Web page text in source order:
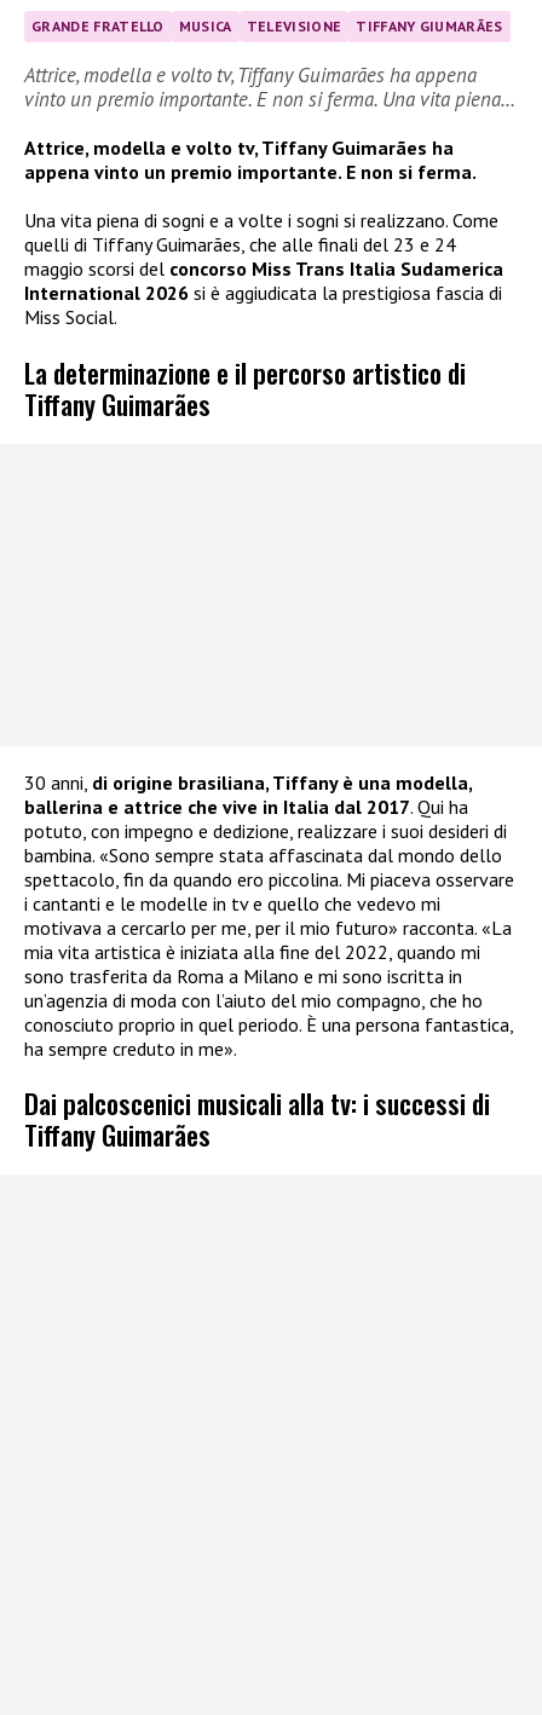
GRANDE FRATELLO MUSICA TELEVISIONE TIFFANY GIUMARÃES
Attrice, modella e volto tv, Tiffany Guimarães ha appena
vinto un premio importante. E non si ferma. Una vita piena…
Attrice, modella e volto tv, Tiffany Guimarães ha
appena vinto un premio importante. E non si ferma.
Una vita piena di sogni e a volte i sogni si realizzano. Come
quelli di Tiffany Guimarães, che alle finali del 23 e 24
maggio scorsi del concorso Miss Trans Italia Sudamerica
International 2026 si è aggiudicata la prestigiosa fascia di
Miss Social.
La determinazione e il percorso artistico di
Tiffany Guimarães
30 anni, di origine brasiliana, Tiffany è una modella,
ballerina e attrice che vive in Italia dal 2017. Qui ha
potuto, con impegno e dedizione, realizzare i suoi desideri di
bambina. «Sono sempre stata affascinata dal mondo dello
spettacolo, fin da quando ero piccolina. Mi piaceva osservare
i cantanti e le modelle in tv e quello che vedevo mi
motivava a cercarlo per me, per il mio futuro» racconta. «La
mia vita artistica è iniziata alla fine del 2022, quando mi
sono trasferita da Roma a Milano e mi sono iscritta in
un’agenzia di moda con l’aiuto del mio compagno, che ho
conosciuto proprio in quel periodo. È una persona fantastica,
ha sempre creduto in me».
Dai palcoscenici musicali alla tv: i successi di
Tiffany Guimarães